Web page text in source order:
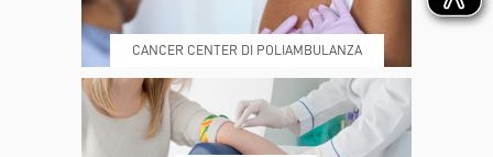
DOVE SIAMO ESAMI E VISITE
CANCER CENTER DI POLIAMBULANZA